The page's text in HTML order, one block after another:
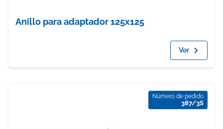
Anillo para adaptador 125x125
Ver
Número de pedido
387/3S